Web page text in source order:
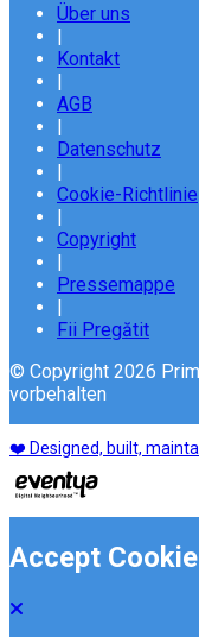
Über uns
|
Kontakt
|
AGB
|
Datenschutz
|
Cookie-Richtlinie
|
Copyright
|
Pressemappe
|
Fii Pregătit
© Copyright 2026
vorbehalten
❤️ Designed, built,
Accept